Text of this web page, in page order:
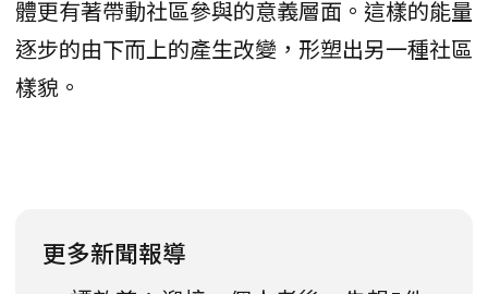
體更有著帶動社區參與的意義層面。這樣的能量
逐步的由下而上的產生改變，形塑出另一種社區
樣貌。
更多新聞報導